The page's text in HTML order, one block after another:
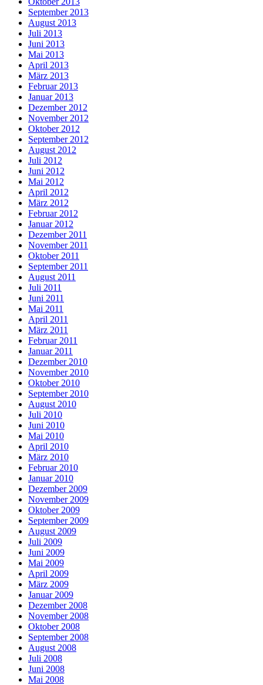
September 2013
August 2013
Juli 2013
Juni 2013
Mai 2013
April 2013
März 2013
Februar 2013
Januar 2013
Dezember 2012
November 2012
Oktober 2012
September 2012
August 2012
Juli 2012
Juni 2012
Mai 2012
April 2012
März 2012
Februar 2012
Januar 2012
Dezember 2011
November 2011
Oktober 2011
September 2011
August 2011
Juli 2011
Juni 2011
Mai 2011
April 2011
März 2011
Februar 2011
Januar 2011
Dezember 2010
November 2010
Oktober 2010
September 2010
August 2010
Juli 2010
Juni 2010
Mai 2010
April 2010
März 2010
Februar 2010
Januar 2010
Dezember 2009
November 2009
Oktober 2009
September 2009
August 2009
Juli 2009
Juni 2009
Mai 2009
April 2009
März 2009
Januar 2009
Dezember 2008
November 2008
Oktober 2008
September 2008
August 2008
Juli 2008
Juni 2008
Mai 2008